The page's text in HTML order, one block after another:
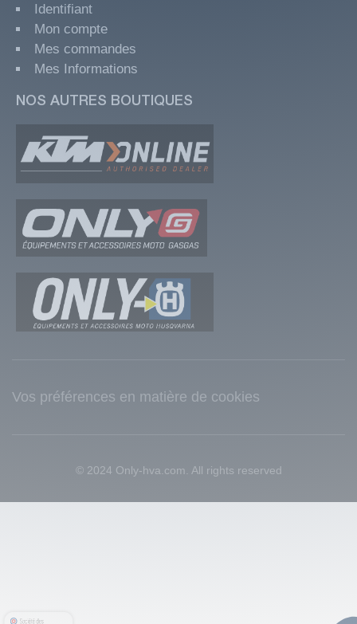
Identifiant
Mon compte
Mes commandes
Mes Informations
NOS AUTRES BOUTIQUES
Vos préférences en matière de cookies
© 2024 Only-hva.com. All rights reserved